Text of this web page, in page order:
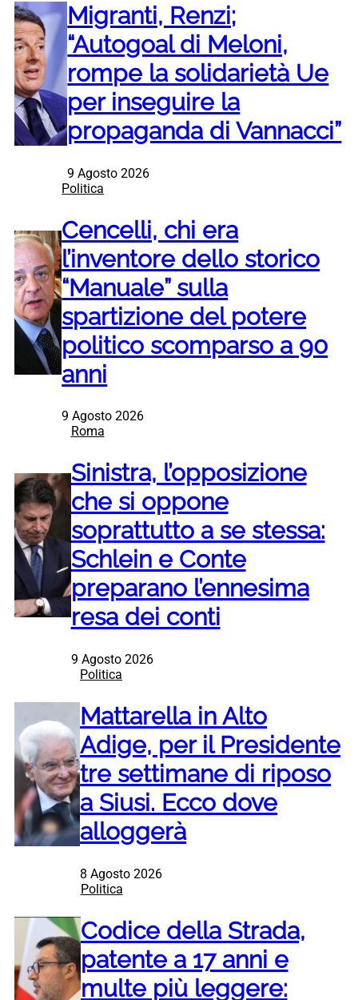
Migranti, Renzi;
“Autogoal di Meloni,
rompe la solidarietà Ue
per inseguire la
propaganda di Vannacci”
9 Agosto 2026
Politica
Cencelli, chi era
l’inventore dello storico
“Manuale” sulla
spartizione del potere
politico scomparso a 90
anni
9 Agosto 2026
Roma
Sinistra, l’opposizione
che si oppone
soprattutto a se stessa:
Schlein e Conte
preparano l’ennesima
resa dei conti
9 Agosto 2026
Politica
Mattarella in Alto
Adige, per il Presidente
tre settimane di riposo
a Siusi. Ecco dove
alloggerà
8 Agosto 2026
Politica
Codice della Strada,
patente a 17 anni e
multe più leggere: